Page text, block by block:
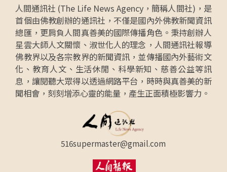
人間通訊社 (The Life News Agency，簡稱人間社)，是
首個由佛教創辦的通訊社，不僅是國內外佛教新聞資訊
總匯，更肩負人間真善美的國際傳播角色。秉持創辦人
星雲大師人文關懷、淑世化人的理念，人間通訊社報導
佛教界以及各宗教界的新聞資訊，並傳播國內外藝術文
化、教育人文、生活休閒、科學新知、慈善公益等訊
息，讓閱聽大眾得以透過網路平台，時時與真善美的新
聞相會，刻刻增添心靈的能量，產生正面積極影響力。
516supermaster@gmail.com